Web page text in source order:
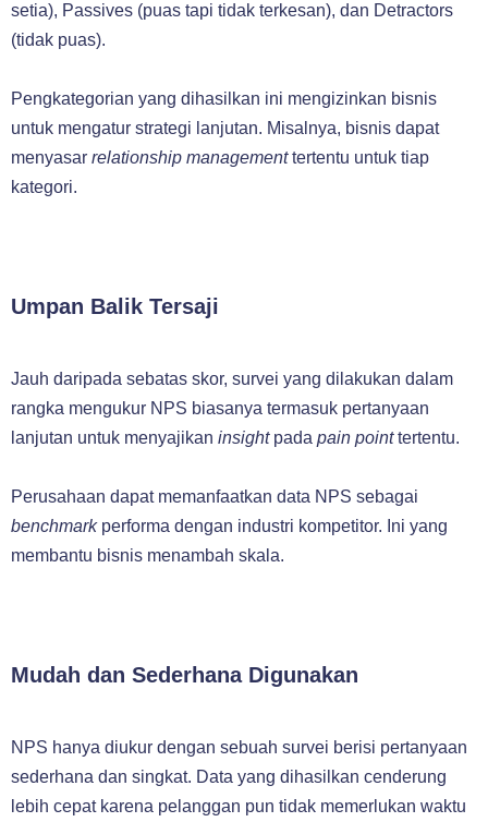
setia), Passives (puas tapi tidak terkesan), dan Detractors
(tidak puas).
Pengkategorian yang dihasilkan ini mengizinkan bisnis
untuk mengatur strategi lanjutan. Misalnya, bisnis dapat
menyasar relationship managementtertentu untuk tiap
kategori.
Umpan Balik Tersaji
Jauh daripada sebatas skor, survei yang dilakukan dalam
rangka mengukur NPS biasanya termasuk pertanyaan
lanjutan untuk menyajikan insightpada pain pointtertentu.
Perusahaan dapat memanfaatkan data NPS sebagai
benchmarkperforma dengan industri kompetitor. Ini yang
membantu bisnis menambah skala.
Mudah dan Sederhana Digunakan
NPS hanya diukur dengan sebuah survei berisi pertanyaan
sederhana dan singkat. Data yang dihasilkan cenderung
lebih cepat karena pelanggan pun tidak memerlukan waktu